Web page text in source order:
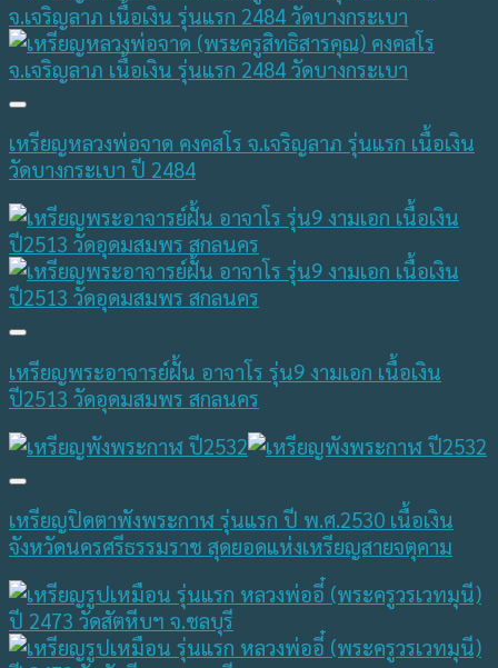
เหรียญหลวงพ่อจาด คงคสโร จ.เจริญลาภ รุ่นแรก เนื้อเงิน
วัดบางกระเบา ปี 2484
เหรียญพระอาจารย์ฝั้น อาจาโร รุ่น9 งามเอก เนื้อเงิน
ปี2513 วัดอุดมสมพร สกลนคร
เหรียญปิดตาพังพระกาฬ รุ่นแรก ปี พ.ศ.2530 เนื้อเงิน
จังหวัดนครศรีธรรมราช สุดยอดแห่งเหรียญสายจตุคาม